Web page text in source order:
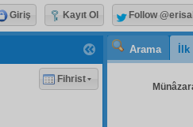
Arama
Fihrist
Giriş Kayıt Ol Follow